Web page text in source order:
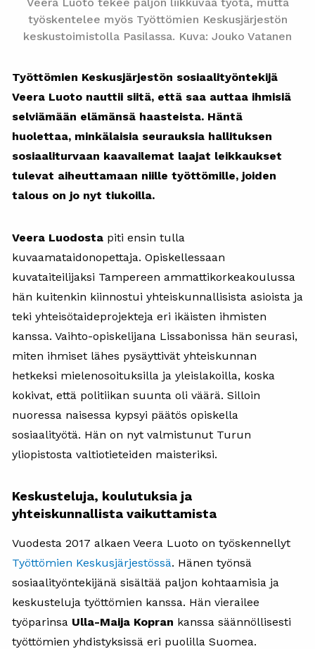
työskentelee myös Työttömien Keskusjärjestön
keskustoimistolla Pasilassa. Kuva: Jouko Vatanen
Työttömien Keskusjärjestön sosiaalityöntekijä
Veera Luoto nauttii siitä, että saa auttaa ihmisiä
selviämään elämänsä haasteista. Häntä
huolettaa, minkälaisia seurauksia hallituksen
sosiaaliturvaan kaavailemat laajat leikkaukset
tulevat aiheuttamaan niille työttömille, joiden
talous on jo nyt tiukoilla.
Veera Luodosta piti ensin tulla
kuvaamataidonopettaja. Opiskellessaan
kuvataiteilijaksi Tampereen ammattikorkeakoulussa
hän kuitenkin kiinnostui yhteiskunnallisista asioista ja
teki yhteisötaideprojekteja eri ikäisten ihmisten
kanssa. Vaihto-opiskelijana Lissabonissa hän seurasi,
miten ihmiset lähes pysäyttivät yhteiskunnan
hetkeksi mielenosoituksilla ja yleislakoilla, koska
kokivat, että politiikan suunta oli väärä. Silloin
nuoressa naisessa kypsyi päätös opiskella
sosiaalityötä. Hän on nyt valmistunut Turun
yliopistosta valtiotieteiden maisteriksi.
Keskusteluja, koulutuksia ja
yhteiskunnallista vaikuttamista
Vuodesta 2017 alkaen Veera Luoto on työskennellyt
Työttömien Keskusjärjestössä. Hänen työnsä
sosiaalityöntekijänä sisältää paljon kohtaamisia ja
keskusteluja työttömien kanssa. Hän vierailee
työparinsa Ulla-Maija Kopran kanssa säännöllisesti
työttömien yhdistyksissä eri puolilla Suomea.